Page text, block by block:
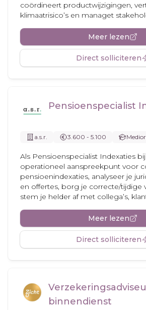
coördineert productwijzigingen,
klimaatrisico’s en managet
Meer lezen
Direct solliciteren
Pensioenspecialist
a.s.r. 3.600 - 5.100 Medior
Als Pensioenspecialist Indexaties bij
operationeel aanspreekpunt voor
pensioenindexaties, analyseer je
en offertes, borg je correcte/tijdige
stem je helder af met collega’s,
Meer lezen
Direct solliciteren
binnendienst